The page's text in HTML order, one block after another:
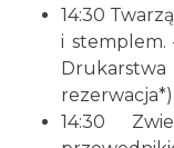
14:30
i stemplem.
rezerwacja*)
14:30